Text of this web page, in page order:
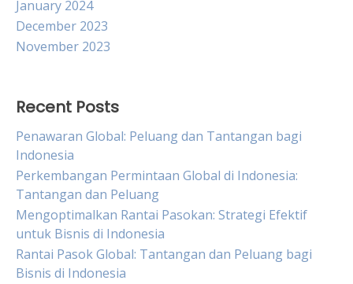
January 2024
December 2023
November 2023
Recent Posts
Penawaran Global: Peluang dan Tantangan bagi
Indonesia
Perkembangan Permintaan Global di Indonesia:
Tantangan dan Peluang
Mengoptimalkan Rantai Pasokan: Strategi Efektif
untuk Bisnis di Indonesia
Rantai Pasok Global: Tantangan dan Peluang bagi
Bisnis di Indonesia